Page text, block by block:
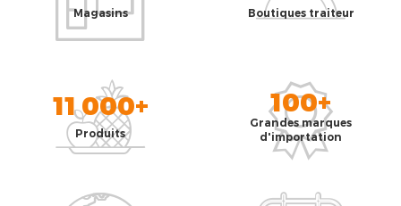
Magasins Boutiques traiteur
11 000+
Produits
100+
Grandes marques
d'importation